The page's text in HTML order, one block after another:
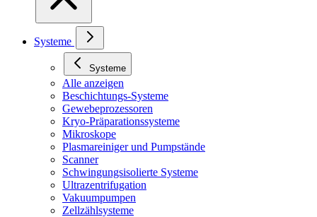
Systeme
Systeme
Alle anzeigen
Beschichtungs-Systeme
Gewebeprozessoren
Kryo-Präparationssysteme
Mikroskope
Plasmareiniger und Pumpstände
Scanner
Schwingungsisolierte Systeme
Ultrazentrifugation
Vakuumpumpen
Zellzählsysteme